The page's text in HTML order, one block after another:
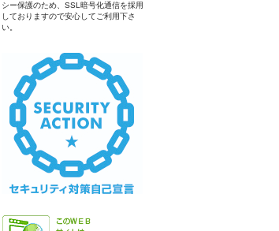
シー保護のため、SSL暗号化通信を採用
しておりますので安心してご利用下さ
い。